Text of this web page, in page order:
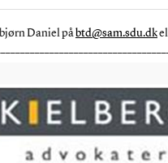
Daniel på btd@sam.sdu.dk